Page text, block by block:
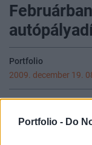
Portfolio - Do
Portfolio
2009. december 19.
emelést